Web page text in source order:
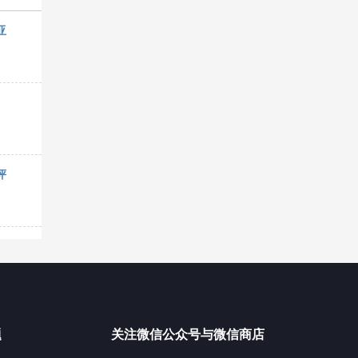
关注微信公众号与微信商店